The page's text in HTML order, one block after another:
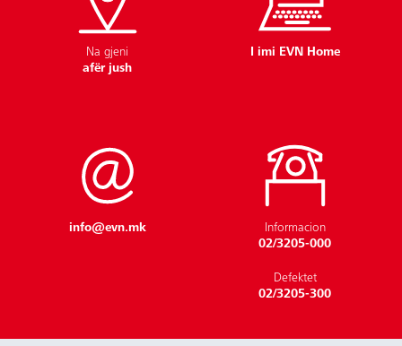
Flisni me ne
Na gjeni
afër jush
I imi EVN Home
info@evn.mk
Informacion
02/3205-000
Defektet
02/3205-300